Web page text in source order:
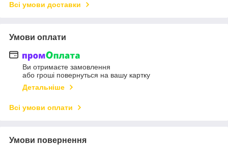
Всі умови доставки
Умови оплати
Ви отримаєте замовлення
або гроші повернуться на вашу картку
Детальніше
Всі умови оплати
Умови повернення